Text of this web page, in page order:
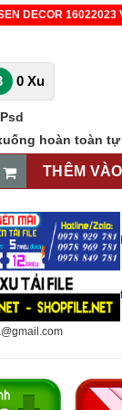
DECOR 16022023
0 Xu
Psd
hoàn toàn
THÊM